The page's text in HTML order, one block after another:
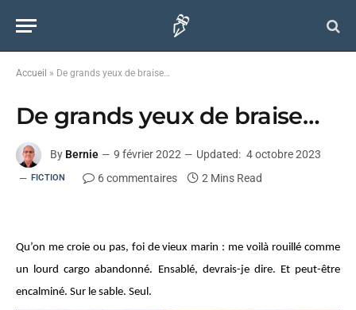
Accueil » De grands yeux de braise…
De grands yeux de braise…
By Bernie 9 février 2022 Updated: 4 octobre 2023
FICTION 6 commentaires 2 Mins Read
Qu’on me croie ou pas, foi de vieux marin : me voilà rouillé comme
un lourd cargo abandonné. Ensablé, devrais-je dire. Et peut-être
encalminé. Sur le sable. Seul.